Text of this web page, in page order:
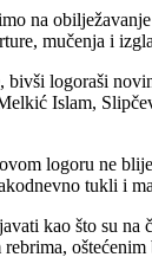
na
mučenja i
bivši logoraši
Islam,
logoru ne
tukli i
kao što su